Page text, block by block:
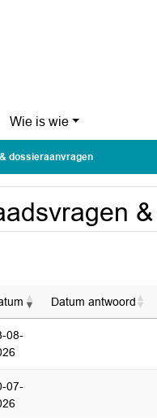
Wie is wie
dossieraanvragen
Datum antwoord
08-
07-